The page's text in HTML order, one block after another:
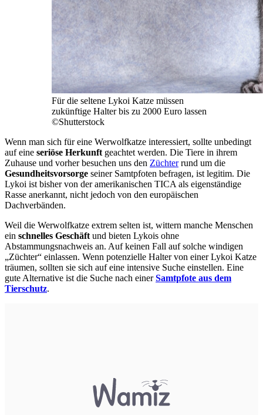
Für die seltene Lykoi Katze müssen
zukünftige Halter bis zu 2000 Euro lassen
©Shutterstock
Wenn man sich für eine Werwolfkatze interessiert, sollte unbedingt
auf eine seriöse Herkunft geachtet werden. Die Tiere in ihrem
Zuhause und vorher besuchen uns den Züchterrund um die
Gesundheitsvorsorge seiner Samtpfoten befragen, ist legitim. Die
Lykoi ist bisher von der amerikanischen TICA als eigenständige
Rasse anerkannt, nicht jedoch von den europäischen
Dachverbänden.
Weil die Werwolfkatze extrem selten ist, wittern manche Menschen
ein schnelles Geschäft und bieten Lykois ohne
Abstammungsnachweis an. Auf keinen Fall auf solche windigen
„Züchter“ einlassen. Wenn potenzielle Halter von einer Lykoi Katze
träumen, sollten sie sich auf eine intensive Suche einstellen. Eine
gute Alternative ist die Suche nach einerSamtpfote aus dem
Tierschutz.